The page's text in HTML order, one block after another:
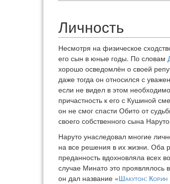
Личность
Несмотря на физическое
его сын в юные годы. По словам
хорошо осведомлён о своей
даже тогда он относился с
если не видел в этом
причастность к его с Кушиной
он не смог спасти Обито от
своего собственного сына
Наруто унаследовал многие
на все решения в их жизни. Оба
преданность вдохновляла всех
случае Минато это проявлялось
он дал название «Шакутон: